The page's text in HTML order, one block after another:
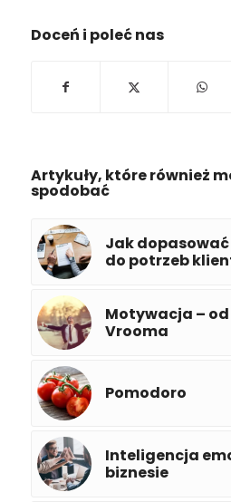
Doceń i poleć nas
Artykuły, które również
spodobać
Jak
do potrzeb
Motywacja –
Vrooma
Pomodoro
Inteligencja
biznesie